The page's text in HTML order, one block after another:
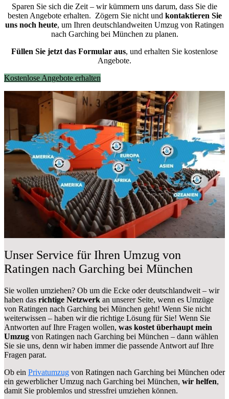
Sparen Sie sich die Zeit – wir kümmern uns darum, dass Sie die
besten Angebote erhalten. Zögern Sie nicht und kontaktieren Sie
uns noch heute, um Ihren deutschlandweiten Umzug von Ratingen
nach Garching bei München zu planen.
Füllen Sie jetzt das Formular aus, und erhalten Sie kostenlose
Angebote.
Kostenlose Angebote erhalten
Unser Service für Ihren Umzug von
Ratingen nach Garching bei München
Sie wollen umziehen? Ob um die Ecke oder deutschlandweit – wir
haben das richtige Netzwerk an unserer Seite, wenn es Umzüge
von Ratingen nach Garching bei München geht! Wenn Sie nicht
weiterwissen – haben wir die richtige Lösung für Sie! Wenn Sie
Antworten auf Ihre Fragen wollen, was kostet überhaupt mein
Umzug von Ratingen nach Garching bei München – dann wählen
Sie sie uns, denn wir haben immer die passende Antwort auf Ihre
Fragen parat.
Ob ein Privatumzug von Ratingen nach Garching bei München oder
ein gewerblicher Umzug nach Garching bei München, wir helfen,
damit Sie problemlos und stressfrei umziehen können.